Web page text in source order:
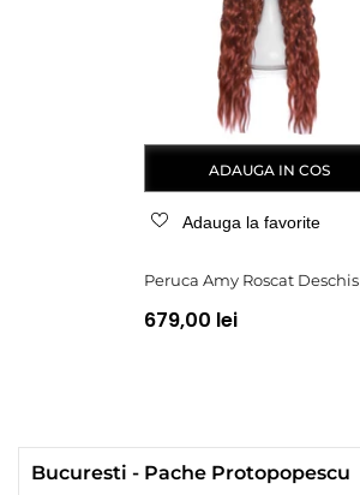
ADAUGA IN COS
Adauga la favorite
Peruca Amy Roscat Deschis
679,00 lei
Bucuresti - Pache Protopopescu